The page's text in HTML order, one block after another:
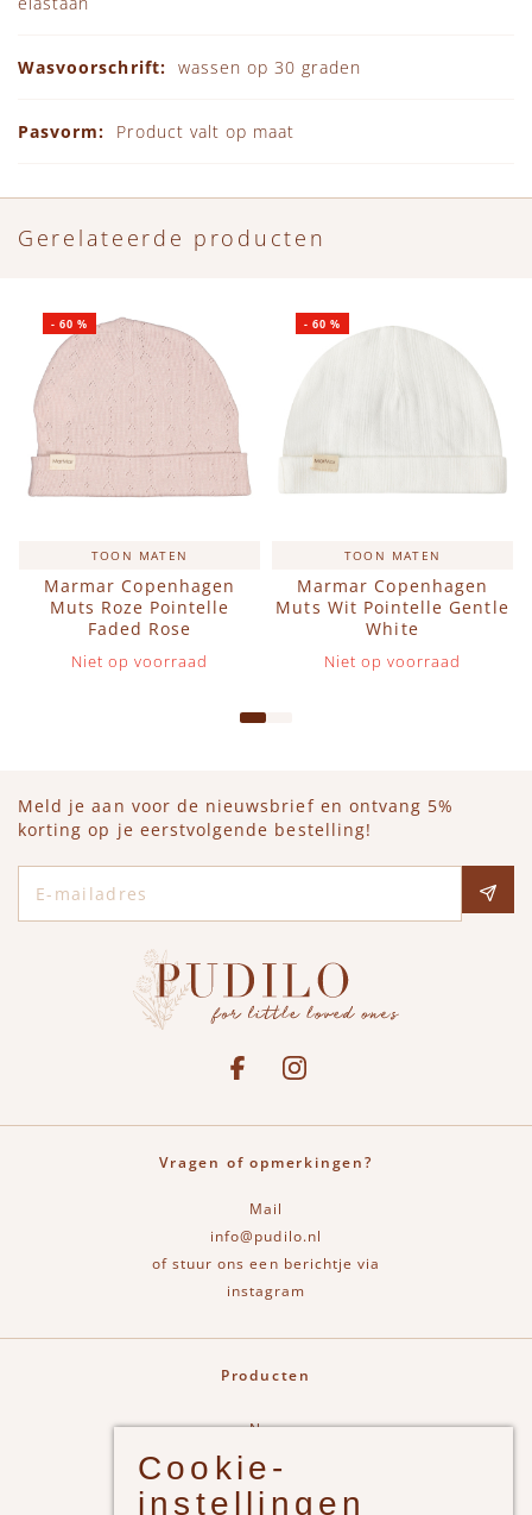
wassen op 30 graden
Product valt op maat
Gerelateerde producten
TOON MATEN
Marmar Copenhagen
Muts Roze Pointelle
Faded Rose
Niet op voorraad
-60 %
TOON MATEN
Marmar Copenhagen
Muts Wit Pointelle Gentle
White
Niet op voorraad
-60 %
Meld je aan voor de nieuwsbrief en ontvang 5%
korting op je eerstvolgende bestelling!
See our FacebookBekijk onze Instagram pagina
Vragen of opmerkingen?
Mail
info@pudilo.nl
of stuur ons een berichtje via
instagram
Producten
New
Jongens
Meisjes
Cookie-
instellingen